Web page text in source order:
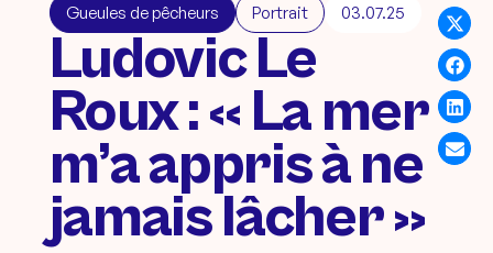
Gueules de pêcheurs Portrait 03.07.25
Ludovic Le
Roux : « La mer
m’a appris à ne
jamais lâcher »